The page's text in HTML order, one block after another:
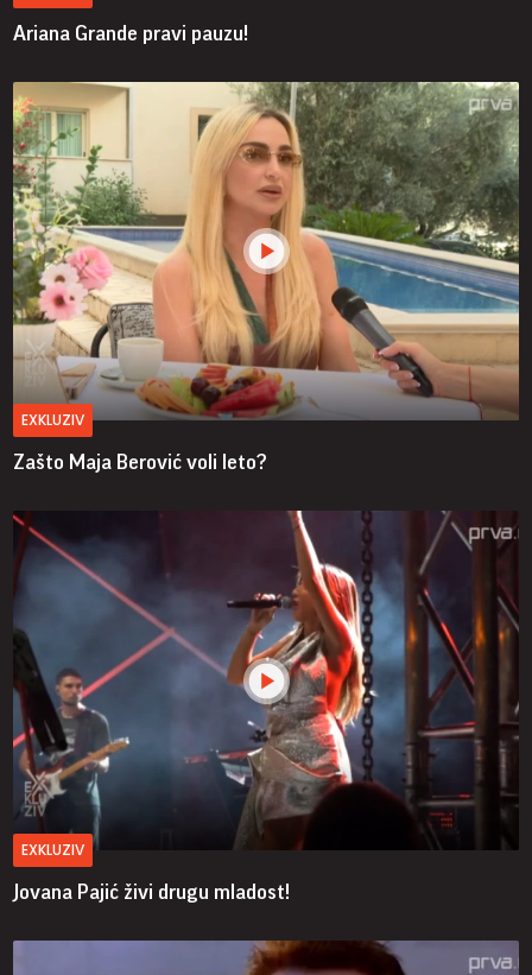
Ariana Grande pravi pauzu!
EXKLUZIV
Zašto Maja Berović voli leto?
EXKLUZIV
Jovana Pajić živi drugu mladost!